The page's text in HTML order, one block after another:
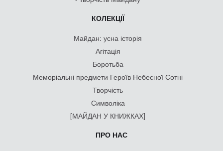
КОЛЕКЦІЇ
Майдан: усна історія
Агітація
Боротьба
Меморіальні предмети Героїв Небесної Сотні
Творчість
Символіка
[МАЙДАН У КНИЖКАХ]
ПРО НАС